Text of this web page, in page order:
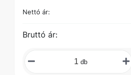
Nettó ár:
Bruttó ár:
db